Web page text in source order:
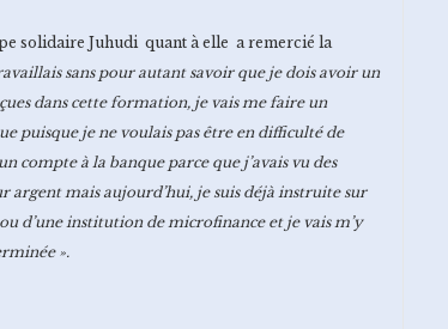
solidaire Juhudi quant à elle a remercié la
sans pour autant savoir que je dois avoir un
dans cette formation, je vais me faire un
puisque je ne voulais pas être en difficulté de
compte à la banque parce que j’avais vu des
mais aujourd’hui, je suis déjà instruite sur
d’une institution de microfinance et je vais m’y
».